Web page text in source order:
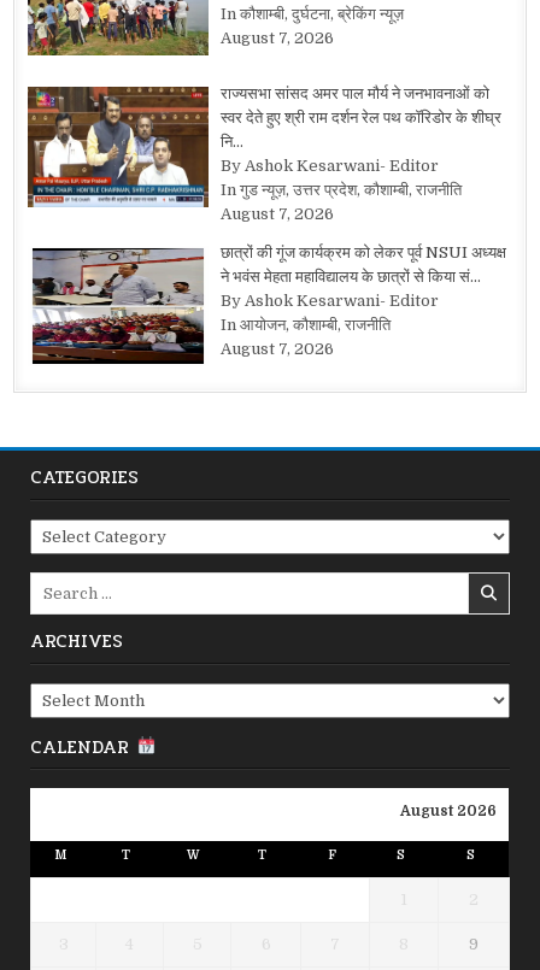
In कौशाम्बी, दुर्घटना, ब्रेकिंग न्यूज़
August 7, 2026
राज्यसभा सांसद अमर पाल मौर्य ने जनभावनाओं को
स्वर देते हुए श्री राम दर्शन रेल पथ कॉरिडोर के शीघ्र
नि…
By Ashok Kesarwani- Editor
In गुड न्यूज़, उत्तर प्रदेश, कौशाम्बी, राजनीति
August 7, 2026
छात्रों की गूंज कार्यक्रम को लेकर पूर्व NSUI अध्यक्ष
ने भवंस मेहता महाविद्यालय के छात्रों से किया सं…
By Ashok Kesarwani- Editor
In आयोजन, कौशाम्बी, राजनीति
August 7, 2026
CATEGORIES
Categories
ARCHIVES
Archives
CALENDAR
August 2026
M T W T F S S
1 2
3 4 5 6 7 8 9